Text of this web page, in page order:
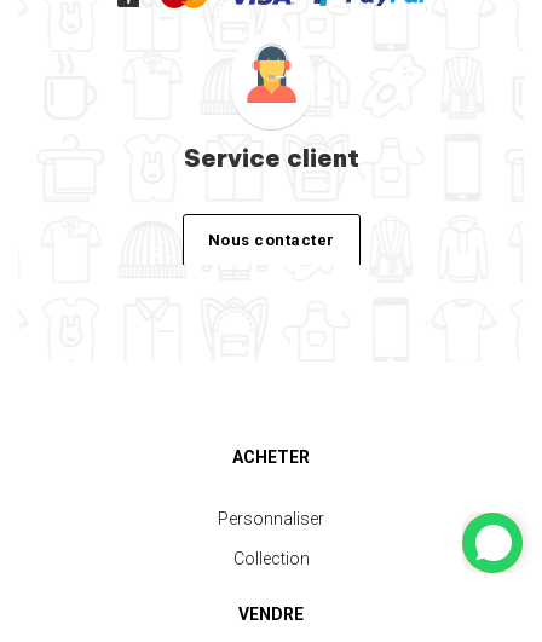
Service client
Nous contacter
ACHETER
Personnaliser
Collection
VENDRE